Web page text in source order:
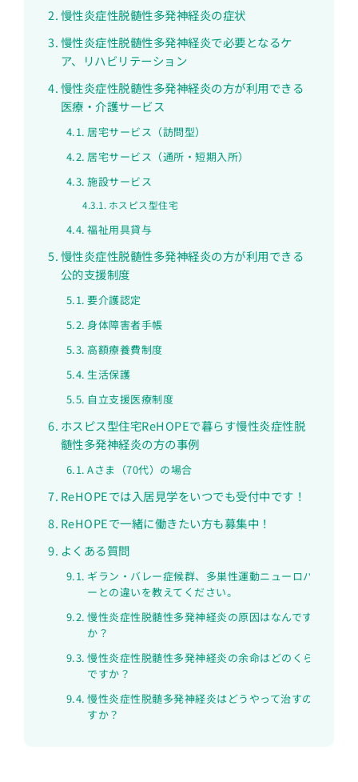
慢性炎症性脱髄性多発神経炎の症状
慢性炎症性脱髄性多発神経炎で必要となるケ
ア、リハビリテーション
慢性炎症性脱髄性多発神経炎の方が利用できる
医療・介護サービス
居宅サービス（訪問型）
居宅サービス（通所・短期入所）
施設サービス
ホスピス型住宅
福祉用具貸与
慢性炎症性脱髄性多発神経炎の方が利用できる
公的支援制度
要介護認定
身体障害者手帳
高額療養費制度
生活保護
自立支援医療制度
ホスピス型住宅ReHOPEで暮らす慢性炎症性脱
髄性多発神経炎の方の事例
Aさま（70代）の場合
ReHOPEでは入居見学をいつでも受付中です！
ReHOPEで一緒に働きたい方も募集中！
よくある質問
ギラン・バレー症候群、多巣性運動ニューロパチ
ーとの違いを教えてください。
慢性炎症性脱髄性多発神経炎の原因はなんです
か？
慢性炎症性脱髄性多発神経炎の余命はどのくらい
ですか？
慢性炎症性脱髄多発神経炎はどうやって治すので
すか？